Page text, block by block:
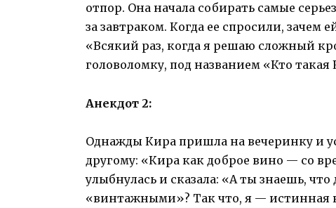
отпор. Она начала собирать самые
за завтраком. Когда ее спросили, зачем
«Всякий раз, когда я решаю сложный
головоломку, под названием «Кто такая
Анекдот 2:
Однажды Кира пришла на вечеринку и
другому: «Кира как доброе вино — со
улыбнулась и сказала: «А ты знаешь,
«винтажными»? Так что, я — истинная